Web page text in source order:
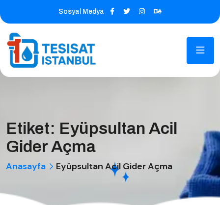
Sosyal Medya
Etiket: Eyüpsultan Acil
Gider Açma
Anasayfa Eyüpsultan Acil Gider Açma